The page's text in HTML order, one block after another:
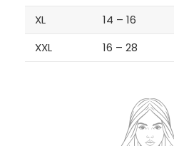
XL
14 – 16
XXL
16 – 28